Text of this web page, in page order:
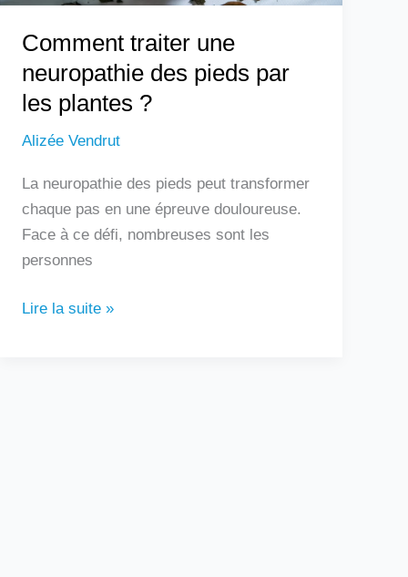
Comment traiter une
neuropathie des pieds par
les plantes ?
Alizée Vendrut
La neuropathie des pieds peut transformer
chaque pas en une épreuve douloureuse.
Face à ce défi, nombreuses sont les
personnes
Lire la suite »